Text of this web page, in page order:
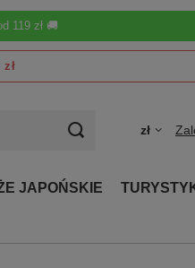
119 zł 🚚
zł
JAPOŃSKIE